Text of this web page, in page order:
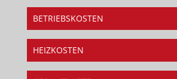
BETRIEBSKOSTEN
HEIZKOSTEN